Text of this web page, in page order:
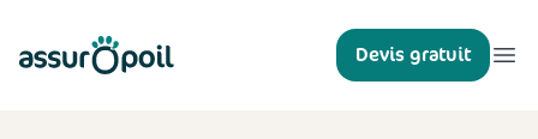
Assur O'Poil Devis gratuit